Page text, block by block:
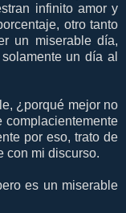
infinito amor y
otro tanto
un miserable día,
un día al
¿porqué mejor no
complacientemente
por eso, trato de
con mi discurso.
es un miserable